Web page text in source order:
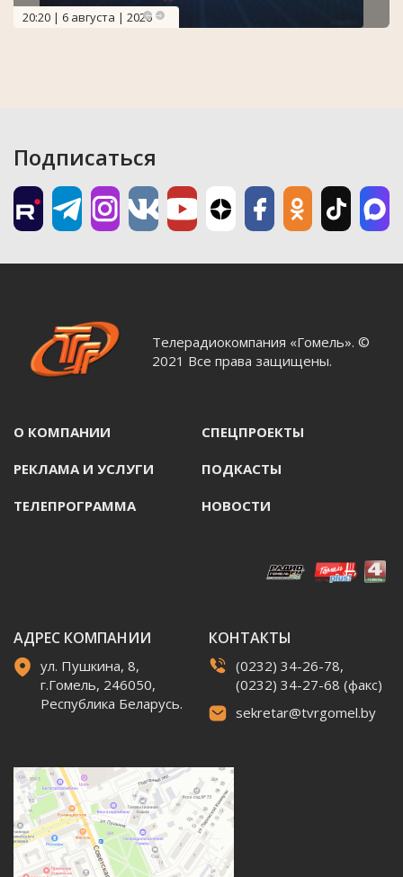
20:20 | 6 августа | 2026
Подписаться
Телерадиокомпания «Гомель». ©
2021 Все права защищены.
О КОМПАНИИ СПЕЦПРОЕКТЫ
РЕКЛАМА И УСЛУГИ ПОДКАСТЫ
ТЕЛЕПРОГРАММА НОВОСТИ
АДРЕС КОМПАНИИ
ул. Пушкина, 8,
г.Гомель, 246050,
Республика Беларусь.
КОНТАКТЫ
(0232) 34-26-78,
(0232) 34-27-68 (факс)
sekretar@tvrgomel.by